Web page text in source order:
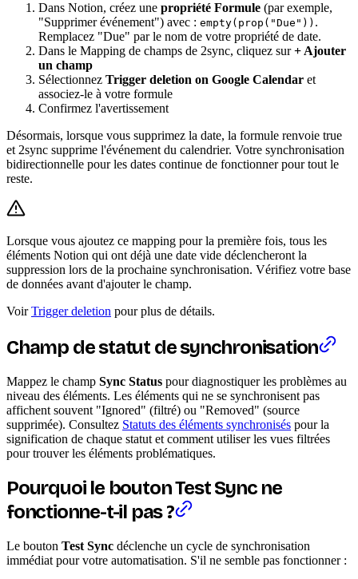
Dans Notion, créez une propriété Formule (par exemple,
"Supprimer événement") avec : empty(prop("Due")) .
Remplacez "Due" par le nom de votre propriété de date.
Dans le Mapping de champs de 2sync, cliquez sur+ Ajouter
un champ
Sélectionnez Trigger deletion on Google Calendar et
associez-le à votre formule
Confirmez l'avertissement
Désormais, lorsque vous supprimez la date, la formule renvoie true
et 2sync supprime l'événement du calendrier. Votre synchronisation
bidirectionnelle pour les dates continue de fonctionner pour tout le
reste.
Lorsque vous ajoutez ce mapping pour la première fois, tous les
éléments Notion qui ont déjà une date vide déclencheront la
suppression lors de la prochaine synchronisation. Vérifiez votre base
de données avant d'ajouter le champ.
VoirTrigger deletion pour plus de détails.
Champ de statut de synchronisation
Mappez le champ Sync Status pour diagnostiquer les problèmes au
niveau des éléments. Les éléments qui ne se synchronisent pas
affichent souvent "Ignored" (filtré) ou "Removed" (source
supprimée). Consultez Statuts des éléments synchronisés pour la
signification de chaque statut et comment utiliser les vues filtrées
pour trouver les éléments problématiques.
Pourquoi le bouton Test Sync ne
fonctionne-t-il pas ?
Le bouton Test Sync déclenche un cycle de synchronisation
immédiat pour votre automatisation. S'il ne semble pas fonctionner :